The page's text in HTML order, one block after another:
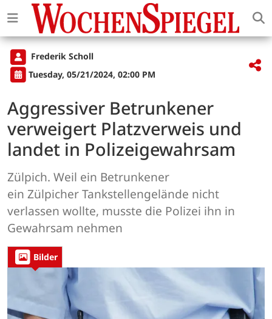
Frederik Scholl
Tuesday, 05/21/2024, 02:00 PM
Aggressiver Betrunkener
verweigert Platzverweis und
landet in Polizeigewahrsam
Zülpich. Weil ein Betrunkener
ein Zülpicher Tankstellengelände nicht
verlassen wollte, musste die Polizei ihn in
Gewahrsam nehmen
Bilder